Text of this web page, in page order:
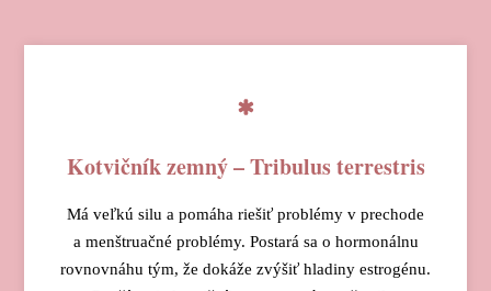
Kotvičník zemný – Tribulus terrestris
Má veľkú silu a pomáha riešiť problémy v prechode
a menštruačné problémy. Postará sa o hormonálnu
rovnovnáhu tým, že dokáže zvýšiť hladiny estrogénu.